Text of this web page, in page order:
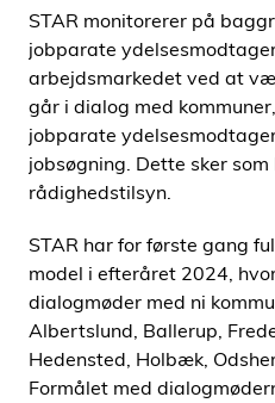
STAR monitorerer på
jobparate
arbejdsmarkedet ved at
går i dialog med
jobparate
jobsøgning. Dette sker
rådighedstilsyn.
STAR har for første gang
model i efteråret 2024,
dialogmøder med ni
Albertslund, Ballerup,
Hedensted, Holbæk,
Formålet med